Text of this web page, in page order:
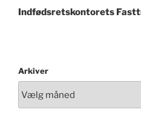
indlæg
Indfødsretskontorets
Arkiver